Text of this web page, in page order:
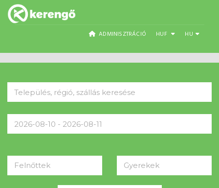
ADMINISZTRÁCIÓ HUF HU
Felnőttek Gyerekek